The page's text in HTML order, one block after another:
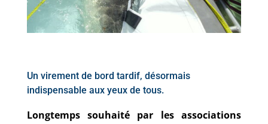
Un virement de bord tardif, désormais
indispensable aux yeux de tous.
Longtemps souhaité par les associations